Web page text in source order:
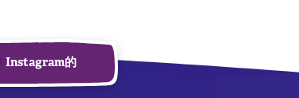
Instagram的